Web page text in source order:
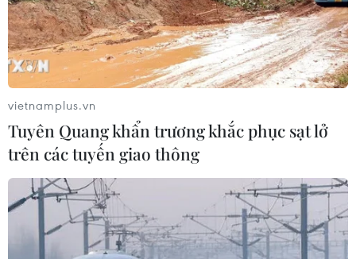
đình cư trú với tổng cộng 13 người.
vietnamplus.vn
Tuyên Quang khẩn trương khắc phục sạt lở
trên các tuyến giao thông